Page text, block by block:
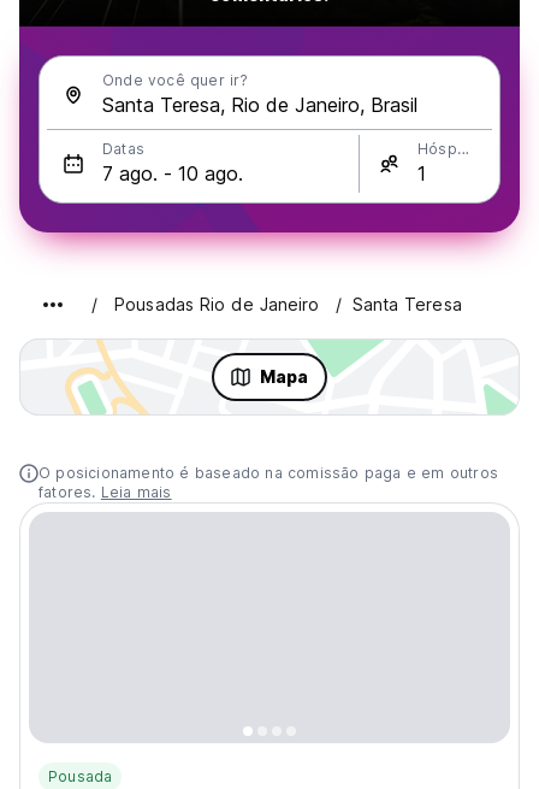
Onde você quer ir?
Datas Hóspedes
Pousadas Rio de Janeiro Santa Teresa
Mapa
O posicionamento é baseado na comissão paga e em outros
fatores. Leia mais
Pousada